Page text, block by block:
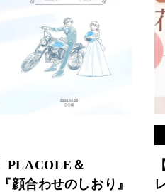
PLACOLE＆
顔合わせのしおり』